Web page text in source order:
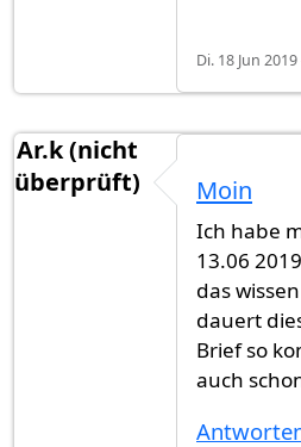
Di. 18 Jun
Ar.k (nicht
überprüft)
Moin
Ich habe
13.06
das
dauert
Brief so
auch